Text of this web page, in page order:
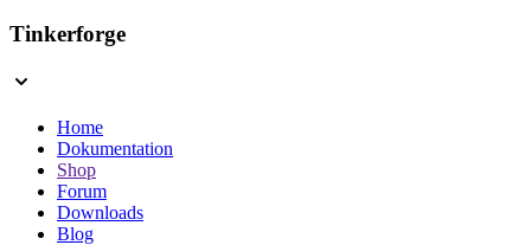
Tinkerforge
Home
Dokumentation
Shop
Forum
Downloads
Blog